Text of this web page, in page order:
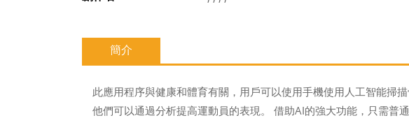
簡介
此應用程序與健康和體育有關，用戶可以使用手機使用人工智能掃
他們可以通過分析提高運動員的表現。 借助AI的強大功能，只需普